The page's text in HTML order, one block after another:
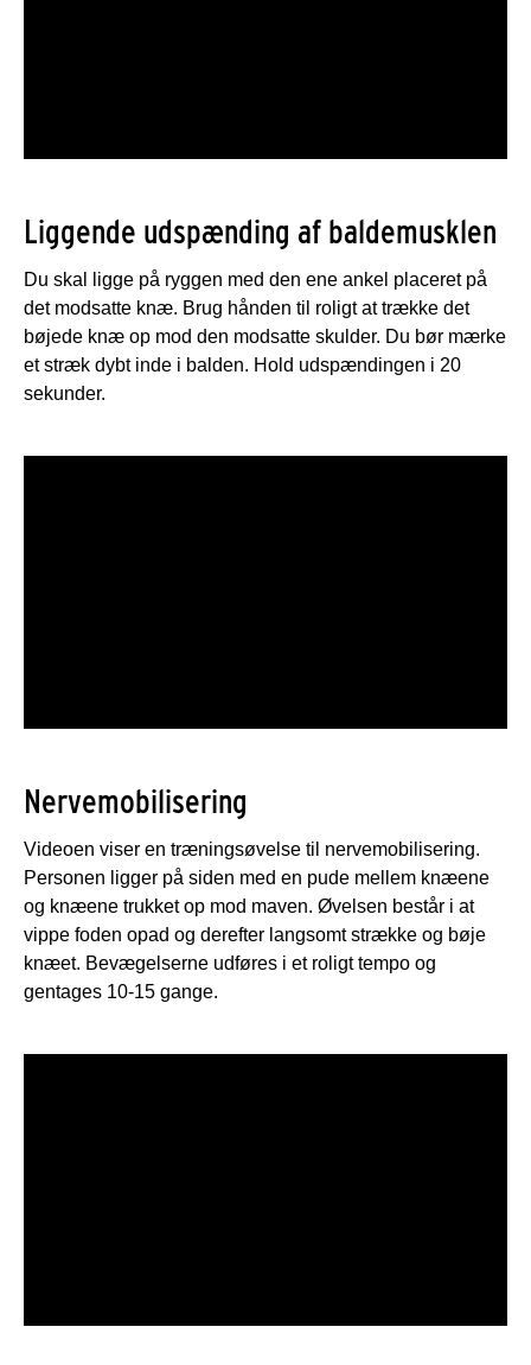
Liggende udspænding af baldemusklen
Du skal ligge på ryggen med den ene ankel placeret på
det modsatte knæ. Brug hånden til roligt at trække det
bøjede knæ op mod den modsatte skulder. Du bør mærke
et stræk dybt inde i balden. Hold udspændingen i 20
sekunder.
Nervemobilisering
Videoen viser en træningsøvelse til nervemobilisering.
Personen ligger på siden med en pude mellem knæene
og knæene trukket op mod maven. Øvelsen består i at
vippe foden opad og derefter langsomt strække og bøje
knæet. Bevægelserne udføres i et roligt tempo og
gentages 10-15 gange.